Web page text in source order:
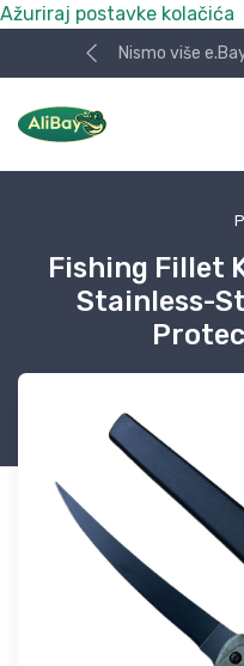
Ažuriraj postavke kolačića
Nismo više
Fishing Fillet
Stainless-